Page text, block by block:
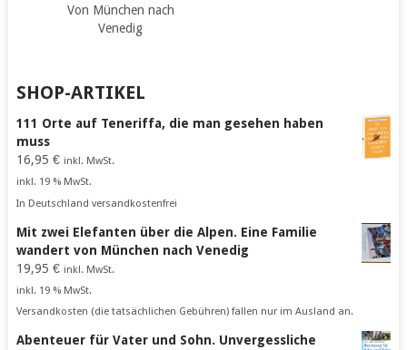
Von München nach
Venedig
SHOP-ARTIKEL
111 Orte auf Teneriffa, die man gesehen haben
muss
16,95 € inkl. MwSt.
inkl. 19 % MwSt.
In Deutschland versandkostenfrei
Mit zwei Elefanten über die Alpen. Eine Familie
wandert von München nach Venedig
19,95 € inkl. MwSt.
inkl. 19 % MwSt.
Versandkosten (die tatsächlichen Gebühren) fallen nur im Ausland an.
Abenteuer für Vater und Sohn. Unvergessliche